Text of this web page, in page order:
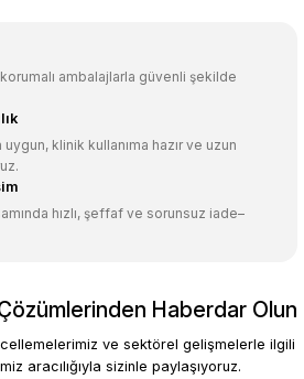
veya görüntülenemiyor.
bilgiler bulunuyor.
daha pahalı.
olmalı.
Gönder
ambalajlarla güvenli şekilde
klinik kullanıma hazır ve uzun
hızlı, şeffaf ve sorunsuz iade–
Haberdar Olun
ve sektörel gelişmelerle ilgili
aracılığıyla sizinle paylaşıyoruz.